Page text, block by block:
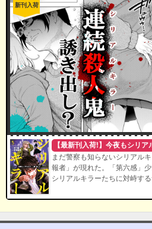
新刊入荷
【最新刊入荷!】今夜もシリ
まだ警察も知らないシリアル
報者」が現れた。「第六感」
シリアルキラーたちに対峙す